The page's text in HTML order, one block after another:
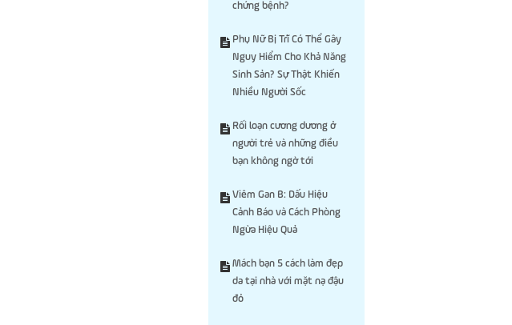
chứng bệnh?
Phụ Nữ Bị Trĩ Có Thể Gây
Nguy Hiểm Cho Khả Năng
Sinh Sản? Sự Thật Khiến
Nhiều Người Sốc
Rối loạn cương dương ở
người trẻ và những điều
bạn không ngờ tới
Viêm Gan B: Dấu Hiệu
Cảnh Báo và Cách Phòng
Ngừa Hiệu Quả
Mách bạn 5 cách làm đẹp
da tại nhà với mặt nạ đậu
đỏ